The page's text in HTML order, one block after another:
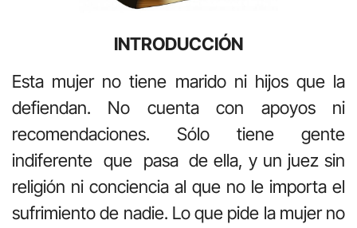
INTRODUCCIÓN
Esta mujer no tiene marido ni hijos que la
defiendan. No cuenta con apoyos ni
recomendaciones. Sólo tiene gente
indiferente que pasa de ella, y un juez sin
religión ni conciencia al que no le importa el
sufrimiento de nadie. Lo que pide la mujer no